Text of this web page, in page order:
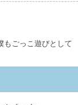
もごっこ遊びとして